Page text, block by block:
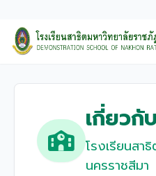
เกี่ยวกั
โรงเรียนสา
นครราชสีมา